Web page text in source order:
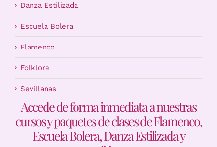
Danza Estilizada
Escuela Bolera
Flamenco
Folklore
Sevillanas
Accede de forma inmediata a nuestras
cursos y paquetes de clases de Flamenco,
Escuela Bolera, Danza Estilizada y